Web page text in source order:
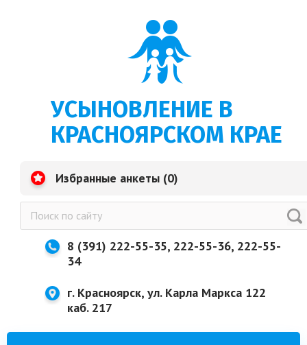
УСЫНОВЛЕНИЕ В
КРАСНОЯРСКОМ КРАЕ
Избранные анкеты (0)
8 (391) 222-55-35, 222-55-36, 222-55-
34
г. Красноярск, ул. Карла Маркса 122
каб. 217